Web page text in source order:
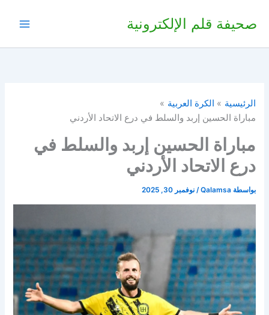
صحيفة قلم الإلكترونية
الرئيسية
الكرة العربية
مباراة الحسين إربد والسلط في درع الاتحاد الأردني
مباراة الحسين إربد والسلط في
درع الاتحاد الأردني
بواسطة Qalamsa
/نوفمبر 30, 2025